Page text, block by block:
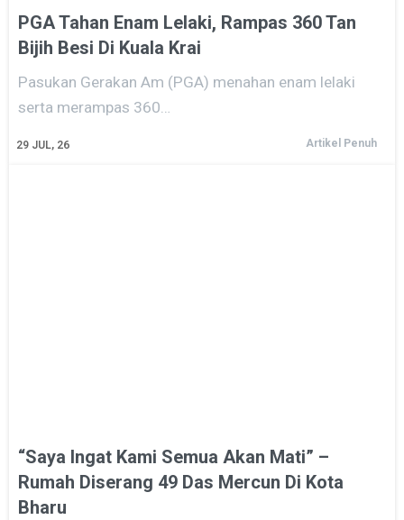
PGA Tahan Enam Lelaki, Rampas 360 Tan
Bijih Besi Di Kuala Krai
29 JUL, 26
Pasukan Gerakan Am (PGA) menahan enam lelaki
serta merampas 360…
Artikel Penuh
“Saya Ingat Kami Semua Akan Mati” –
Rumah Diserang 49 Das Mercun Di Kota
Bharu